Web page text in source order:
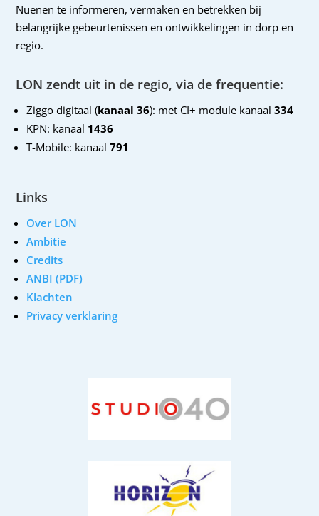
Nuenen te informeren, vermaken en betrekken bij
belangrijke gebeurtenissen en ontwikkelingen in dorp en
regio.
LON zendt uit in de regio, via de frequentie:
Ziggo digitaal (kanaal 36): met CI+ module kanaal 334
KPN: kanaal 1436
T-Mobile: kanaal791
Links
Over LON
Ambitie
Credits
ANBI (PDF)
Klachten
Privacy verklaring